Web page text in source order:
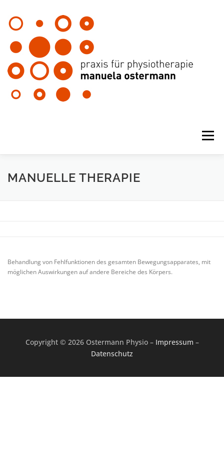
Inhalt
springen
Menü
MANUELLE THERAPIE
Behandlung von Fehlfunktionen des gesamten Bewegungsapparates, mit
möglichen Auswirkungen auf andere Bereiche des Körpers.
Copyright © 2026 Ostermann Physio – Impressum –
Datenschutz